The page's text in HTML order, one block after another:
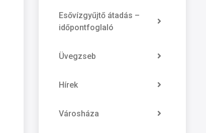
Esővízgyűjtő átadás –
időpontfoglaló
Üvegzseb
Hírek
Városháza